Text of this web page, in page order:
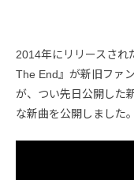
2014年にリリースされ
The End』が新旧ファ
が、つい先日公開した
な新曲を公開しました。